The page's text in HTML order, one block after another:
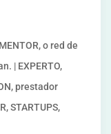
o red de
| EXPERTO,
prestador
STARTUPS,